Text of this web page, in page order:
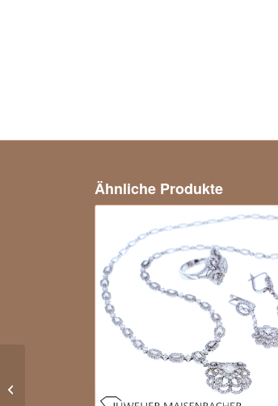
Ähnliche Produkte
Navlakha‘ mit Brillanten